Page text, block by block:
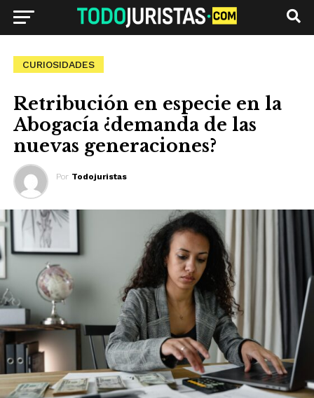
CURIOSIDADES
Retribución en especie en la
Abogacía ¿demanda de las
nuevas generaciones?
Por Todojuristas